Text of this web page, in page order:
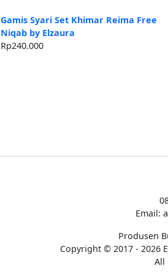
adalah:
Rp250.000.
ini
Gamis Syari Set Khimar Reima Free
Niqab by Elzaura
Rp240.000
Email:
Produsen
Copyright © 2017 - 2026
All